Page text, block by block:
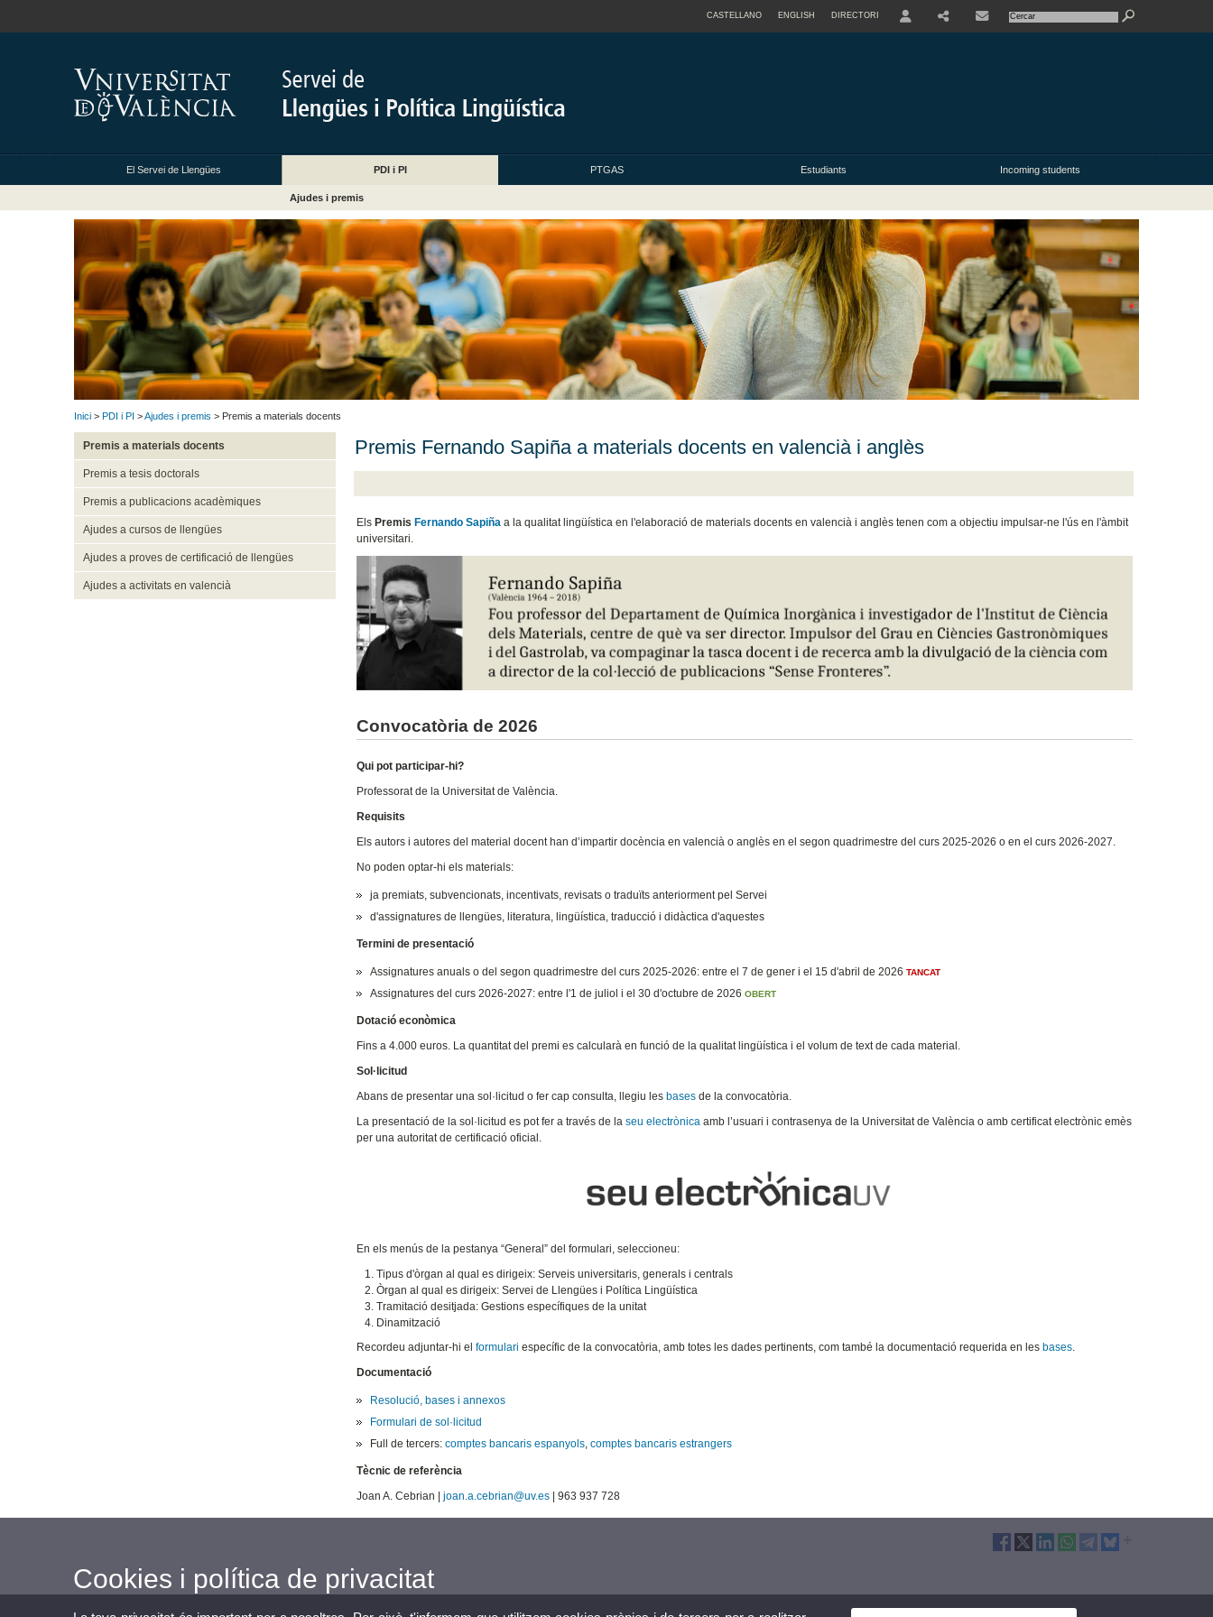
CASTELLANO ENGLISH DIRECTORI
El Servei de Llengües PDI i PI PTGAS Estudiants Incoming students
Ajudes i premis
Inici > PDI i PI >Ajudes i premis > Premis a materials docents
Premis a materials docents
Premis a tesis doctorals
Premis a publicacions acadèmiques
Ajudes a cursos de llengües
Ajudes a proves de certificació de llengües
Ajudes a activitats en valencià
Premis Fernando Sapiña a materials docents en valencià i anglès
Els Premis Fernando Sapiña a la qualitat lingüística en l'elaboració de materials docents en valencià i anglès tenen com a objectiu impulsar-ne l'ús en l'àmbit
universitari.
Convocatòria de 2026
Qui pot participar-hi?
Professorat de la Universitat de València.
Requisits
Els autors i autores del material docent han d’impartir docència en valencià o anglès en el segon quadrimestre del curs 2025-2026 o en el curs 2026-2027.
No poden optar-hi els materials:
ja premiats, subvencionats, incentivats, revisats o traduïts anteriorment pel Servei
d'assignatures de llengües, literatura, lingüística, traducció i didàctica d'aquestes
Termini de presentació
Assignatures anuals o del segon quadrimestre del curs 2025-2026: entre el 7 de gener i el 15 d'abril de 2026 TANCAT
Assignatures del curs 2026-2027: entre l'1 de juliol i el 30 d'octubre de 2026 OBERT
Dotació econòmica
Fins a 4.000 euros. La quantitat del premi es calcularà en funció de la qualitat lingüística i el volum de text de cada material.
Sol·licitud
Abans de presentar una sol·licitud o fer cap consulta, llegiu les basesde la convocatòria.
La presentació de la sol·licitud es pot fer a través de la seu electrònica amb l’usuari i contrasenya de la Universitat de València o amb certificat electrònic emès
per una autoritat de certificació oficial.
En els menús de la pestanya “General” del formulari, seleccioneu:
Tipus d'òrgan al qual es dirigeix: Serveis universitaris, generals i centrals
Òrgan al qual es dirigeix: Servei de Llengües i Política Lingüística
Tramitació desitjada: Gestions específiques de la unitat
Dinamització
Recordeu adjuntar-hi el formulari específic de la convocatòria, amb totes les dades pertinents, com també la documentació requerida en les bases.
Documentació
Resolució, bases i annexos
Formulari de sol·licitud
Full de tercers: comptes bancaris espanyols, comptes bancaris estrangers
Tècnic de referència
Joan A. Cebrian | joan.a.cebrian@uv.es| 963 937 728
Cookies i política de privacitat